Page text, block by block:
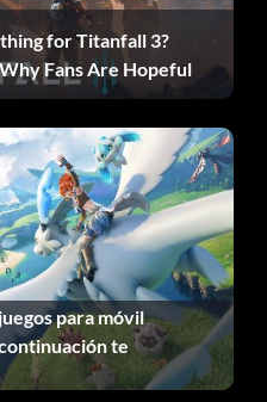
empieces tu partido solo
conseguir el dinero y los
mejor que puedas y luego
final del partido ganarás
laterales y conseguirás al
para tu persona creada
Tour. Cuanto mejor sea tu
for Titanfall 3?
Fans Are Hopeful
para móvil
te